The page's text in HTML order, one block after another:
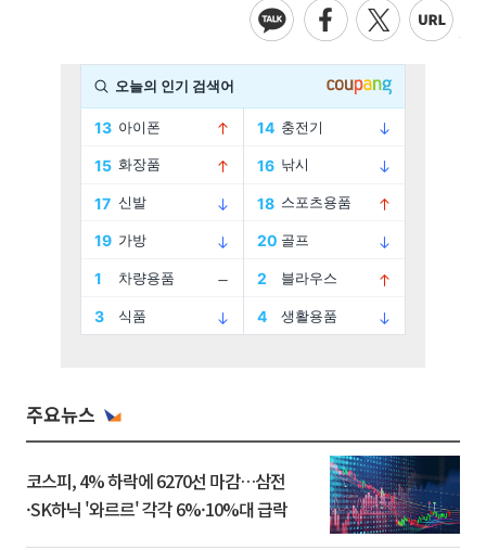
주요뉴스
코스피, 4% 하락에 6270선 마감…삼전
·SK하닉 '와르르' 각각 6%·10%대 급락